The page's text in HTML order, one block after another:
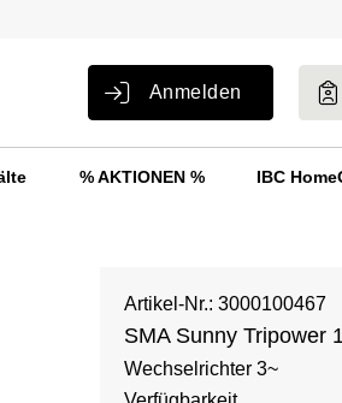
Anmelden
% AKTIONEN % IBC
Artikel-Nr.: 3000100467
SMA Sunny Tripower
Wechselrichter 3~